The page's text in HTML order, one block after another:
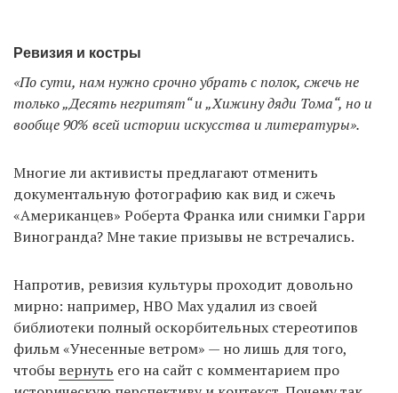
Ревизия и костры
«По сути, нам нужно срочно убрать с полок, сжечь не
только „Десять негритят“ и „Хижину дяди Тома“, но и
вообще 90% всей истории искусства и литературы».
Многие ли активисты предлагают отменить
документальную фотографию как вид и сжечь
«Американцев» Роберта Франка или снимки Гарри
Виногранда? Мне такие призывы не встречались.
Напротив, ревизия культуры проходит довольно
мирно: например, HBO Max удалил из своей
библиотеки полный оскорбительных стереотипов
фильм «Унесенные ветром» — но лишь для того,
чтобы вернуть его на сайт с комментарием про